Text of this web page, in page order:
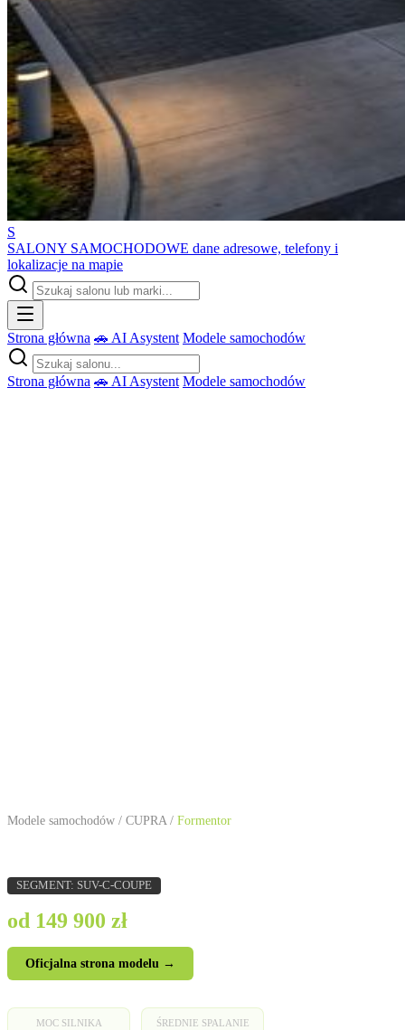
S
SALONY SAMOCHODOWE dane adresowe, telefony i
lokalizacje na mapie
Strona główna 🚗 AI Asystent Modele samochodów
Strona główna 🚗 AI Asystent Modele samochodów
Modele samochodów / CUPRA / Formentor
SEGMENT: SUV-C-COUPE
od 149 900 zł
Oficjalna strona modelu →
MOC SILNIKA ŚREDNIE SPALANIE